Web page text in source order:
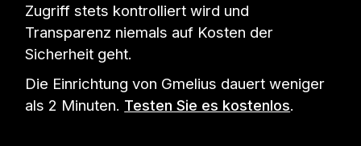
Zugriff stets kontrolliert wird und
Transparenz niemals auf Kosten der
Sicherheit geht.
Die Einrichtung von Gmelius dauert weniger
als 2 Minuten. Testen Sie es kostenlos.